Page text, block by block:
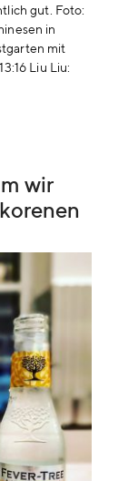
gut. Foto:
in
mit
Liu Liu:
wir